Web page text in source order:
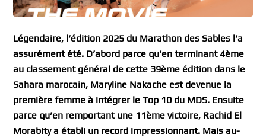
Légendaire, l’édition 2025 du Marathon des Sables l’a
assurément été. D’abord parce qu’en terminant 4ème
au classement général de cette 39ème édition dans le
Sahara marocain, Maryline Nakache est devenue la
première femme à intégrer le Top 10 du MDS. Ensuite
parce qu’en remportant une 11ème victoire, Rachid El
Morabity a établi un record impressionnant. Mais au-